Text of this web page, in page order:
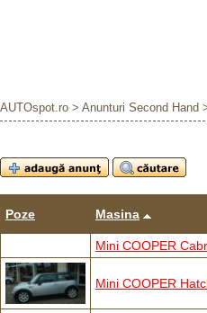
AUTOspot.ro > Anunturi Second Hand
Poze Masina
Mini COOPER
Mini COOPER